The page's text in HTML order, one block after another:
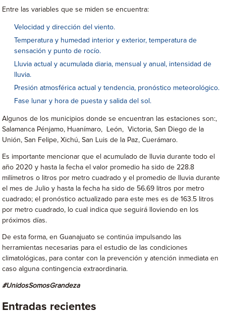
Entre las variables que se miden se encuentra:
Velocidad y dirección del viento.
Temperatura y humedad interior y exterior, temperatura de
sensación y punto de rocío.
Lluvia actual y acumulada diaria, mensual y anual, intensidad de
lluvia.
Presión atmosférica actual y tendencia, pronóstico meteorológico.
Fase lunar y hora de puesta y salida del sol.
Algunos de los municipios donde se encuentran las estaciones son:,
Salamanca Pénjamo, Huanímaro, León, Victoria, San Diego de la
Unión, San Felipe, Xichú, San Luis de la Paz, Cuerámaro.
Es importante mencionar que el acumulado de lluvia durante todo el
año 2020 y hasta la fecha el valor promedio ha sido de 228.8
milímetros o litros por metro cuadrado y el promedio de lluvia durante
el mes de Julio y hasta la fecha ha sido de 56.69 litros por metro
cuadrado; el pronóstico actualizado para este mes es de 163.5 litros
por metro cuadrado, lo cual indica que seguirá lloviendo en los
próximos días.
De esta forma, en Guanajuato se continúa impulsando las
herramientas necesarias para el estudio de las condiciones
climatológicas, para contar con la prevención y atención inmediata en
caso alguna contingencia extraordinaria.
#UnidosSomosGrandeza
Entradas recientes